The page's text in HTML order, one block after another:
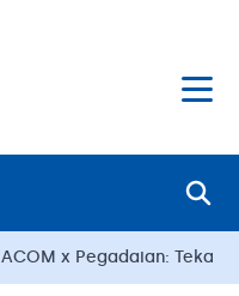
ACOM x Pegadaian: